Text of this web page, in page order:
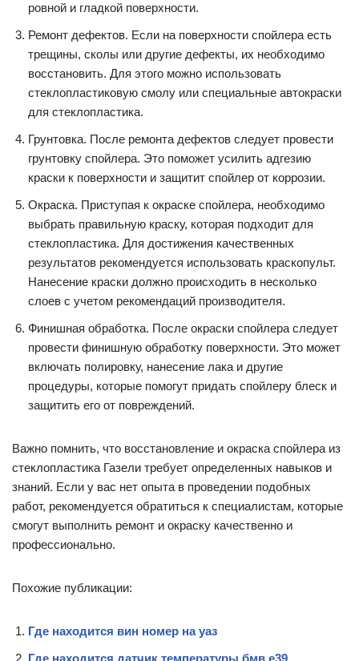
ровной и гладкой поверхности.
Ремонт дефектов. Если на поверхности спойлера есть
трещины, сколы или другие дефекты, их необходимо
восстановить. Для этого можно использовать
стеклопластиковую смолу или специальные автокраски
для стеклопластика.
Грунтовка. После ремонта дефектов следует провести
грунтовку спойлера. Это поможет усилить адгезию
краски к поверхности и защитит спойлер от коррозии.
Окраска. Приступая к окраске спойлера, необходимо
выбрать правильную краску, которая подходит для
стеклопластика. Для достижения качественных
результатов рекомендуется использовать краскопульт.
Нанесение краски должно происходить в несколько
слоев с учетом рекомендаций производителя.
Финишная обработка. После окраски спойлера следует
провести финишную обработку поверхности. Это может
включать полировку, нанесение лака и другие
процедуры, которые помогут придать спойлеру блеск и
защитить его от повреждений.
Важно помнить, что восстановление и окраска спойлера из
стеклопластика Газели требует определенных навыков и
знаний. Если у вас нет опыта в проведении подобных
работ, рекомендуется обратиться к специалистам, которые
смогут выполнить ремонт и окраску качественно и
профессионально.
Похожие публикации:
Где находится вин номер на уаз
Где находится датчик температуры бмв е39